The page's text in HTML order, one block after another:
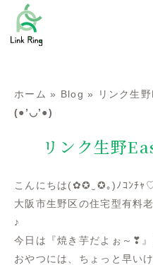
ホーム » Blog » リンク生
(●’◡’●)
リンク生野
こんにちは(✿✪‿✪｡)ﾉｺﾝﾁｬ
大阪市生野区の住宅型有料
♪
今日は『焼き芋だよぉ～❣
おやつには、ちょっと早い